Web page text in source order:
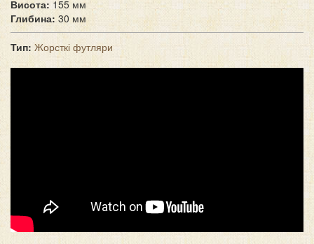
Висота: 155 мм
Глибина: 30 мм
Тип: Жорсткі футляри